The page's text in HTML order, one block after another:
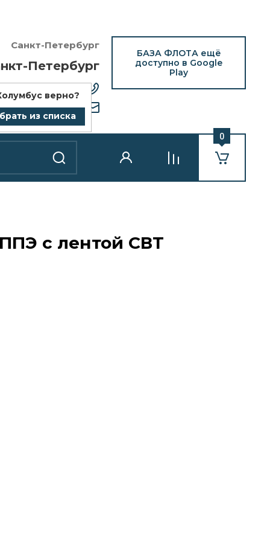
Санкт-Петербург
Петербург
верно?
из списка
418-25-77
БАЗА ФЛОТА ещё
доступно в Google
Play
0
с лентой СВТ